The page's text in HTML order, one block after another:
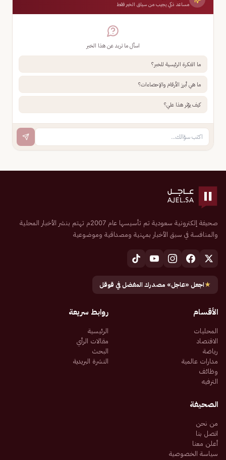
مساعد ذكي يجيب من سياق الخبر فقط
اسأل ما تريد عن هذا الخبر
ما الفكرة الرئيسية للخبر؟
ما هي أبرز الأرقام والإحصاءات؟
كيف يؤثر هذا علي؟
صحيفة إلكترونية سعودية تم تأسيسها عام 2007م تهتم بنشر الأخبار المحلية
والمنافسة في سبق الأخبار بمهنية ومصداقية وموضوعية
★اجعل «عاجل» مصدرك المفضل في قوقل
الأقسام
المحليات
الاقتصاد
رياضة
مدارات عالمية
وظائف
الترفيه
روابط سريعة
الرئيسية
مقالات الرأي
البحث
النشرة البريدية
الصحيفة
من نحن
اتصل بنا
أعلن معنا
سياسة الخصوصية